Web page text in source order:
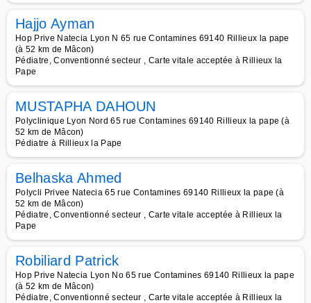
Hajjo Ayman
Hop Prive Natecia Lyon N 65 rue Contamines 69140 Rillieux la pape
(à 52 km de Mâcon)
Pédiatre, Conventionné secteur , Carte vitale acceptée à Rillieux la
Pape
MUSTAPHA DAHOUN
Polyclinique Lyon Nord 65 rue Contamines 69140 Rillieux la pape (à
52 km de Mâcon)
Pédiatre à Rillieux la Pape
Belhaska Ahmed
Polycli Privee Natecia 65 rue Contamines 69140 Rillieux la pape (à
52 km de Mâcon)
Pédiatre, Conventionné secteur , Carte vitale acceptée à Rillieux la
Pape
Robiliard Patrick
Hop Prive Natecia Lyon No 65 rue Contamines 69140 Rillieux la pape
(à 52 km de Mâcon)
Pédiatre, Conventionné secteur , Carte vitale acceptée à Rillieux la